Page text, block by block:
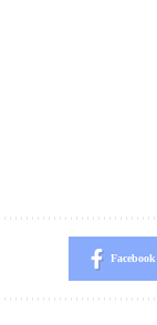
Facebook